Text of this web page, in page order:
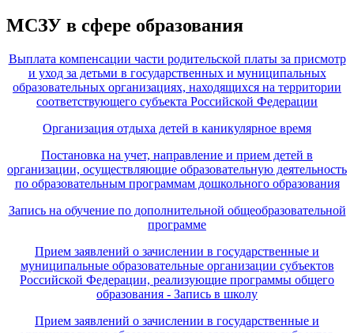
МСЗУ в сфере образования
Выплата компенсации части родительской платы за присмотр
и уход за детьми в государственных и муниципальных
образовательных организациях, находящихся на территории
соответствующего субъекта Российской Федерации
Организация отдыха детей в каникулярное время
Постановка на учет, направление и прием детей в
организации, осуществляющие образовательную деятельность
по образовательным программам дошкольного образования
Запись на обучение по дополнительной общеобразовательной
программе
Прием заявлений о зачислении в государственные и
муниципальные образовательные организации субъектов
Российской Федерации, реализующие программы общего
образования - Запись в школу
Прием заявлений о зачислении в государственные и